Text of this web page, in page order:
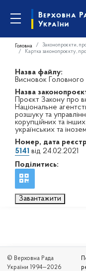
Головна Законопроєкти,
Картка законопроєкту,
Назва файлу:
Висновок
Назва
Проєкт Закону про
Національне
розшуку та
корупційних та
українських та
Номер, дата
5141 від 24.02.2021
Поділитись:
Завантажити
© Верховна Рада
України 1994—2026